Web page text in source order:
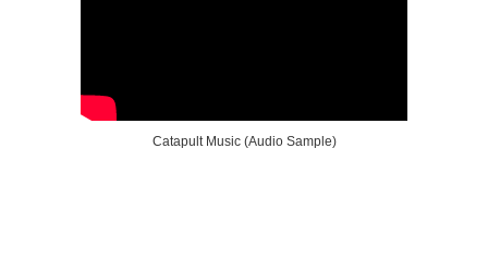
Catapult Music (Audio Sample)